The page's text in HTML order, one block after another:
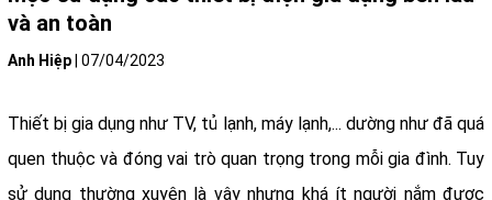
và an toàn
Anh Hiệp 07/04/2023
Thiết bị gia dụng như TV, tủ lạnh, máy lạnh,... dường như đã quá
quen thuộc và đóng vai trò quan trọng trong mỗi gia đình. Tuy
sử dụng thường xuyên là vậy nhưng khá ít người nắm được